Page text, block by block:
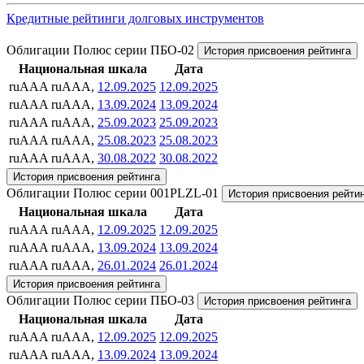
Кредитные рейтинги долговых инструментов
Облигации Полюс серии ПБО-02 История присвоения рейтинга
Национальная шкала
Дата
ruAAA ruAAA, 12.09.2025 12.09.2025
ruAAA ruAAA, 13.09.2024 13.09.2024
ruAAA ruAAA, 25.09.2023 25.09.2023
ruAAA ruAAA, 25.08.2023 25.08.2023
ruAAA ruAAA, 30.08.2022 30.08.2022
История присвоения рейтинга
Облигации Полюс серии 001PLZL-01 История присвоения
Национальная шкала
Дата
ruAAA ruAAA, 12.09.2025 12.09.2025
ruAAA ruAAA, 13.09.2024 13.09.2024
ruAAA ruAAA, 26.01.2024 26.01.2024
История присвоения рейтинга
Облигации Полюс серии ПБО-03 История присвоения рейтинга
Национальная шкала
Дата
ruAAA ruAAA, 12.09.2025 12.09.2025
ruAAA ruAAA, 13.09.2024 13.09.2024